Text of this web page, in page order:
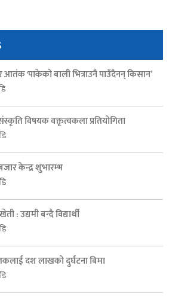
आतंक ‘पाकेको बाली भित्राउनै पाउँदैनन् किसान’
विषयक वक्तृत्वकला प्रतियोगिता
केन्द्र शुभारम्भ
: उद्यमी बन्दै विद्यार्थी
दश लाखको दुर्घटना बिमा